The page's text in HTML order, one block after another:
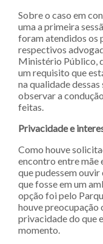
Sobre o caso em
uma a primeira
foram atendidos os
respectivos
Ministério Público,
um requisito que
na qualidade
observar a
feitas.
Privacidade e
Como houve
encontro entre mãe
que pudessem ouvir
que fosse em um
opção foi pelo
houve preocupação
privacidade do que
momento.